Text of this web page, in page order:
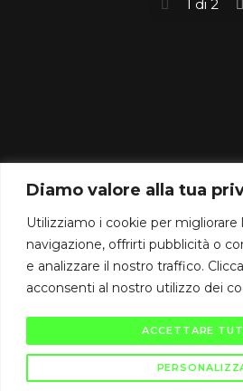
Diamo valore alla tua
Utilizziamo i cookie per migliorare
navigazione, offrirti pubblicità o
e analizzare il nostro traffico.
acconsenti al nostro utilizzo dei
ACCETTARE
1 di 2
IT03864960129
Gallarate (VA) Via